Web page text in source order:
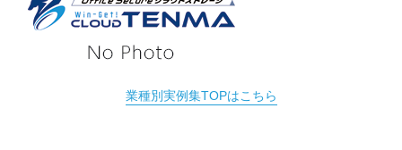
業種別実例集TOPはこちら